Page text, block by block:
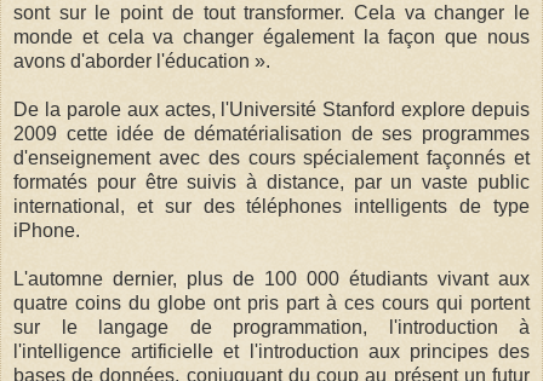
sont sur le point de tout transformer. Cela va changer le
monde et cela va changer également la façon que nous
avons d'aborder l'éducation ».
De la parole aux actes, l'Université Stanford explore depuis
2009 cette idée de dématérialisation de ses programmes
d'enseignement avec des cours spécialement façonnés et
formatés pour être suivis à distance, par un vaste public
international, et sur des téléphones intelligents de type
iPhone.
L'automne dernier, plus de 100 000 étudiants vivant aux
quatre coins du globe ont pris part à ces cours qui portent
sur le langage de programmation, l'introduction à
l'intelligence artificielle et l'introduction aux principes des
bases de données, conjuguant du coup au présent un futur